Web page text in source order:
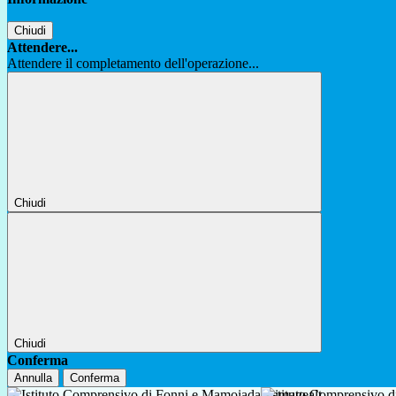
Chiudi
Attendere...
Attendere il completamento dell'operazione...
Chiudi
Chiudi
Conferma
Annulla Conferma